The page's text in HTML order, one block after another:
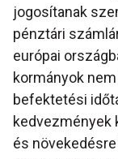
jogosítanak
pénztári
európai
kormányok
befektetési
kedvezmények
és